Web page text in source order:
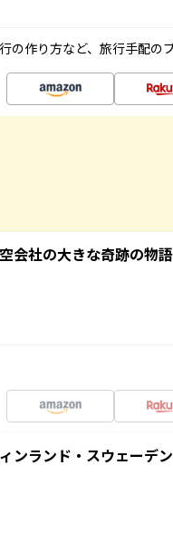
の作り方など、旅行手配の
会社の大きな奇跡の
ンランド・スウェーデ